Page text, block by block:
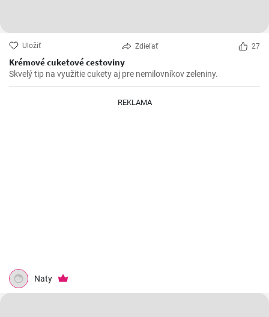
Uložiť Zdieľať 27
Krémové cuketové cestoviny
Skvelý tip na využitie cukety aj pre nemilovníkov zeleniny.
REKLAMA
Naty